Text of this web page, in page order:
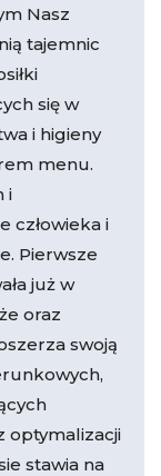
Nasz
tajemnic
się w
i higieny
menu.
i
człowieka i
Pierwsze
już w
oraz
swoją
optymalizacji
stawia na